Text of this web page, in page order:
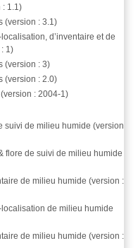
: 1.1)
(version : 3.1)
d’inventaire et de
1)
(version : 3)
(version : 2.0)
: 2004-1)
suivi de milieu humide (version
flore de suivi de milieu humide
de milieu humide (version :
de milieu humide
de milieu humide (version :